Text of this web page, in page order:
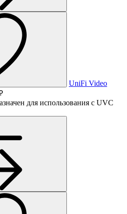
UniFi Video
для использования с UVC